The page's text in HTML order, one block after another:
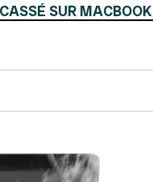
SUR MACBOOK